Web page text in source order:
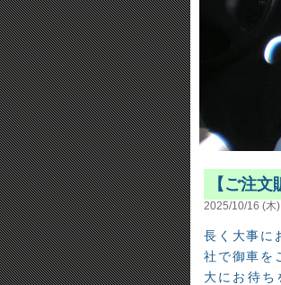
【ご注
2025/10/16 (木)
長く大事に
社で御車を
大にお待ち